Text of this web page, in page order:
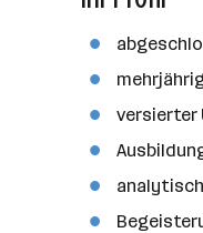
h
versierter